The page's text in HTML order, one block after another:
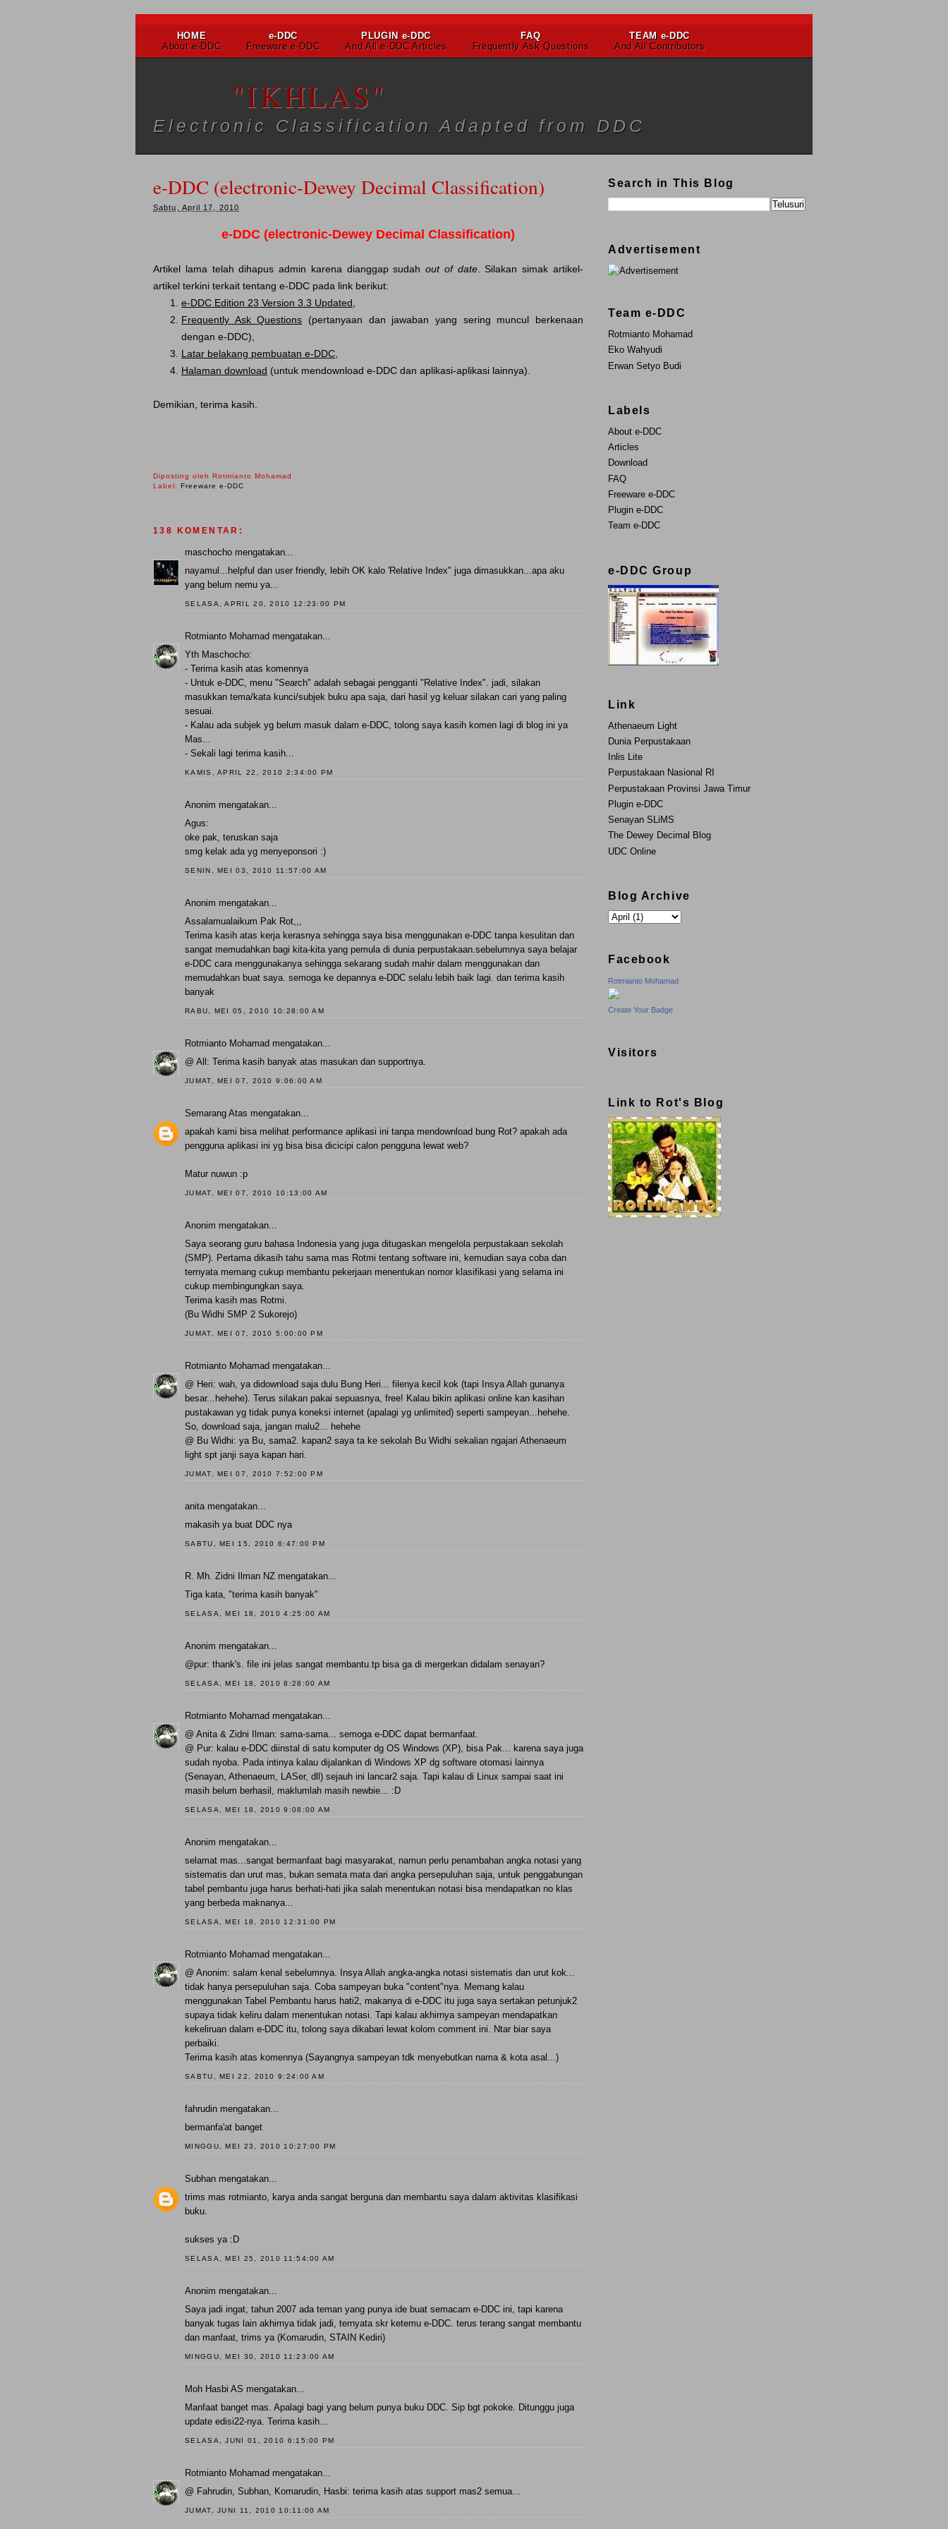
HOME
About e-DDC
e-DDC
Freeware e-DDC
PLUGIN e-DDC
And All e-DDC Articles
FAQ
Frequently Ask Questions
TEAM e-DDC
And All Contributors
"IKHLAS"
Electronic Classification Adapted from DDC
e-DDC (electronic-Dewey Decimal Classification)
Sabtu, April 17, 2010
e-DDC (electronic-Dewey Decimal Classification)
Artikel lama telah dihapus admin karena dianggap sudahout of date. Silakan simak artikel-
artikel terkini terkait tentang e-DDC pada link berikut:
e-DDC Edition 23 Version 3.3 Updated,
Frequently Ask Questions (pertanyaan dan jawaban yang sering muncul berkenaan
dengan e-DDC),
Latar belakang pembuatan e-DDC,
Halaman download (untuk mendownload e-DDC dan aplikasi-aplikasi lainnya).
Demikian, terima kasih.
Diposting olehRotmianto Mohamad
Label:Freeware e-DDC
138 KOMENTAR:
maschocho mengatakan...
nayamul...helpful dan user friendly, lebih OK kalo 'Relative Index" juga dimasukkan...apa aku
yang belum nemu ya...
SELASA, APRIL 20, 2010 12:23:00 PM
Rotmianto Mohamad mengatakan...
Yth Maschocho:
- Terima kasih atas komennya
- Untuk e-DDC, menu "Search" adalah sebagai pengganti "Relative Index". jadi, silakan
masukkan tema/kata kunci/subjek buku apa saja, dari hasil yg keluar silakan cari yang paling
sesuai.
- Kalau ada subjek yg belum masuk dalam e-DDC, tolong saya kasih komen lagi di blog ini ya
Mas...
- Sekali lagi terima kasih...
KAMIS, APRIL 22, 2010 2:34:00 PM
Anonim mengatakan...
Agus:
oke pak, teruskan saja
smg kelak ada yg menyeponsori :)
SENIN, MEI 03, 2010 11:57:00 AM
Anonim mengatakan...
Assalamualaikum Pak Rot,,,
Terima kasih atas kerja kerasnya sehingga saya bisa menggunakan e-DDC tanpa kesulitan dan
sangat memudahkan bagi kita-kita yang pemula di dunia perpustakaan.sebelumnya saya belajar
e-DDC cara menggunakanya sehingga sekarang sudah mahir dalam menggunakan dan
memudahkan buat saya. semoga ke depannya e-DDC selalu lebih baik lagi. dan terima kasih
banyak
RABU, MEI 05, 2010 10:28:00 AM
Rotmianto Mohamad mengatakan...
@ All: Terima kasih banyak atas masukan dan supportnya.
JUMAT, MEI 07, 2010 9:06:00 AM
Semarang Atas mengatakan...
apakah kami bisa melihat performance aplikasi ini tanpa mendownload bung Rot? apakah ada
pengguna aplikasi ini yg bisa bisa dicicipi calon pengguna lewat web?
Matur nuwun :p
JUMAT, MEI 07, 2010 10:13:00 AM
Anonim mengatakan...
Saya seorang guru bahasa Indonesia yang juga ditugaskan mengelola perpustakaan sekolah
(SMP). Pertama dikasih tahu sama mas Rotmi tentang software ini, kemudian saya coba dan
ternyata memang cukup membantu pekerjaan menentukan nomor klasifikasi yang selama ini
cukup membingungkan saya.
Terima kasih mas Rotmi.
(Bu Widhi SMP 2 Sukorejo)
JUMAT, MEI 07, 2010 5:00:00 PM
Rotmianto Mohamad mengatakan...
@ Heri: wah, ya didownload saja dulu Bung Heri... filenya kecil kok (tapi Insya Allah gunanya
besar...hehehe). Terus silakan pakai sepuasnya, free! Kalau bikin aplikasi online kan kasihan
pustakawan yg tidak punya koneksi internet (apalagi yg unlimited) seperti sampeyan...hehehe.
So, download saja, jangan malu2... hehehe
@ Bu Widhi: ya Bu, sama2. kapan2 saya ta ke sekolah Bu Widhi sekalian ngajari Athenaeum
light spt janji saya kapan hari.
JUMAT, MEI 07, 2010 7:52:00 PM
anita mengatakan...
makasih ya buat DDC nya
SABTU, MEI 15, 2010 6:47:00 PM
R. Mh. Zidni Ilman NZ mengatakan...
Tiga kata, "terima kasih banyak"
SELASA, MEI 18, 2010 4:25:00 AM
Anonim mengatakan...
@pur: thank's. file ini jelas sangat membantu.tp bisa ga di mergerkan didalam senayan?
SELASA, MEI 18, 2010 8:28:00 AM
Rotmianto Mohamad mengatakan...
@ Anita & Zidni Ilman: sama-sama... semoga e-DDC dapat bermanfaat.
@ Pur: kalau e-DDC diinstal di satu komputer dg OS Windows (XP), bisa Pak... karena saya juga
sudah nyoba. Pada intinya kalau dijalankan di Windows XP dg software otomasi lainnya
(Senayan, Athenaeum, LASer, dll) sejauh ini lancar2 saja. Tapi kalau di Linux sampai saat ini
masih belum berhasil, maklumlah masih newbie... :D
SELASA, MEI 18, 2010 9:08:00 AM
Anonim mengatakan...
selamat mas...sangat bermanfaat bagi masyarakat, namun perlu penambahan angka notasi yang
sistematis dan urut mas, bukan semata mata dari angka persepuluhan saja, untuk penggabungan
tabel pembantu juga harus berhati-hati jika salah menentukan notasi bisa mendapatkan no klas
yang berbeda maknanya...
SELASA, MEI 18, 2010 12:31:00 PM
Rotmianto Mohamad mengatakan...
@ Anonim: salam kenal sebelumnya. Insya Allah angka-angka notasi sistematis dan urut kok...
tidak hanya persepuluhan saja. Coba sampeyan buka "content"nya. Memang kalau
menggunakan Tabel Pembantu harus hati2, makanya di e-DDC itu juga saya sertakan petunjuk2
supaya tidak keliru dalam menentukan notasi. Tapi kalau akhirnya sampeyan mendapatkan
kekeliruan dalam e-DDC itu, tolong saya dikabari lewat kolom comment ini. Ntar biar saya
perbaiki.
Terima kasih atas komennya (Sayangnya sampeyan tdk menyebutkan nama & kota asal...)
SABTU, MEI 22, 2010 9:24:00 AM
fahrudin mengatakan...
bermanfa'at banget
MINGGU, MEI 23, 2010 10:27:00 PM
Subhan mengatakan...
trims mas rotmianto, karya anda sangat berguna dan membantu saya dalam aktivitas klasifikasi
buku.
sukses ya :D
SELASA, MEI 25, 2010 11:54:00 AM
Anonim mengatakan...
Saya jadi ingat, tahun 2007 ada teman yang punya ide buat semacam e-DDC ini, tapi karena
banyak tugas lain akhirnya tidak jadi, ternyata skr ketemu e-DDC. terus terang sangat membantu
dan manfaat, trims ya (Komarudin, STAIN Kediri)
MINGGU, MEI 30, 2010 11:23:00 AM
Moh Hasbi AS mengatakan...
Manfaat banget mas. Apalagi bagi yang belum punya buku DDC. Sip bgt pokoke. Ditunggu juga
update edisi22-nya. Terima kasih...
SELASA, JUNI 01, 2010 6:15:00 PM
Rotmianto Mohamad mengatakan...
@ Fahrudin, Subhan, Komarudin, Hasbi: terima kasih atas support mas2 semua...
JUMAT, JUNI 11, 2010 10:11:00 AM
Search in This Blog
Advertisement
Team e-DDC
Rotmianto Mohamad
Eko Wahyudi
Erwan Setyo Budi
Labels
About e-DDC
Articles
Download
FAQ
Freeware e-DDC
Plugin e-DDC
Team e-DDC
e-DDC Group
Link
Athenaeum Light
Dunia Perpustakaan
Inlis Lite
Perpustakaan Nasional RI
Perpustakaan Provinsi Jawa Timur
Plugin e-DDC
Senayan SLiMS
The Dewey Decimal Blog
UDC Online
Blog Archive
Facebook
Rotmianto Mohamad
Create Your Badge
Visitors
Link to Rot's Blog